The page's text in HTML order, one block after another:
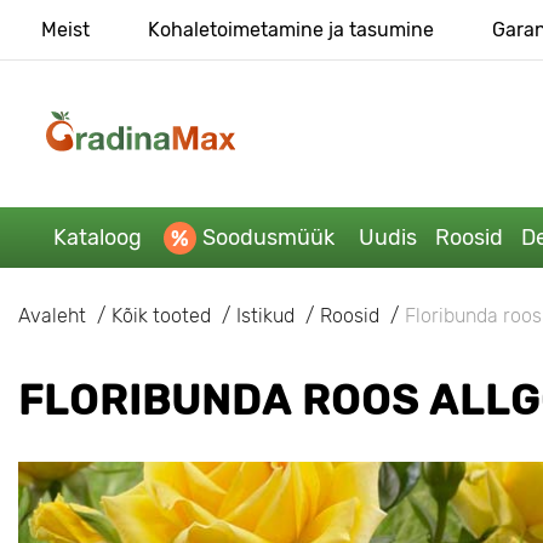
Meist Kohaletoimetamine ja tasumine
Kataloog Soodusmüük Uudis Roosid
Avaleht Kõik tooted Istikud Roosid Floribunda
FLORIBUNDA ROOS